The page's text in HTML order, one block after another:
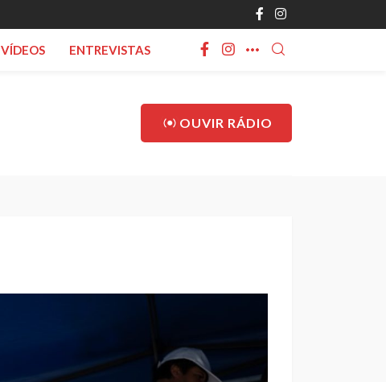
VÍDEOS ENTREVISTAS
OUVIR RÁDIO